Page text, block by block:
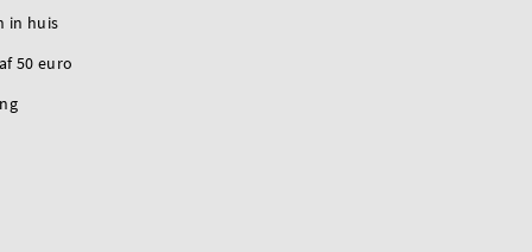
in huis
50 euro